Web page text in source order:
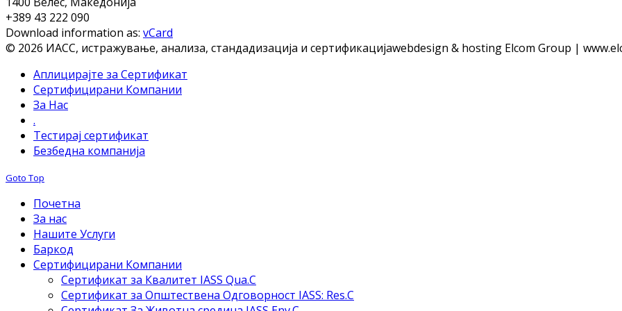
+389 43 222 090
Download information as: vCard
© 2026 ИАСС, истражување, анализа, стандадизација и сертификацијаwebdesign & hosting Elcom Group |
Аплицирајте за Сертификат
Сертифицирани Компании
За Нас
.
Тестирај сертификат
Безбедна компанија
Goto Top
Почетна
За нас
Нашите Услуги
Баркод
Сертифицирани Компании
Сертификат за Квалитет IASS Qua.C
Сертификат за Општествена Одговорност IASS: Res.C